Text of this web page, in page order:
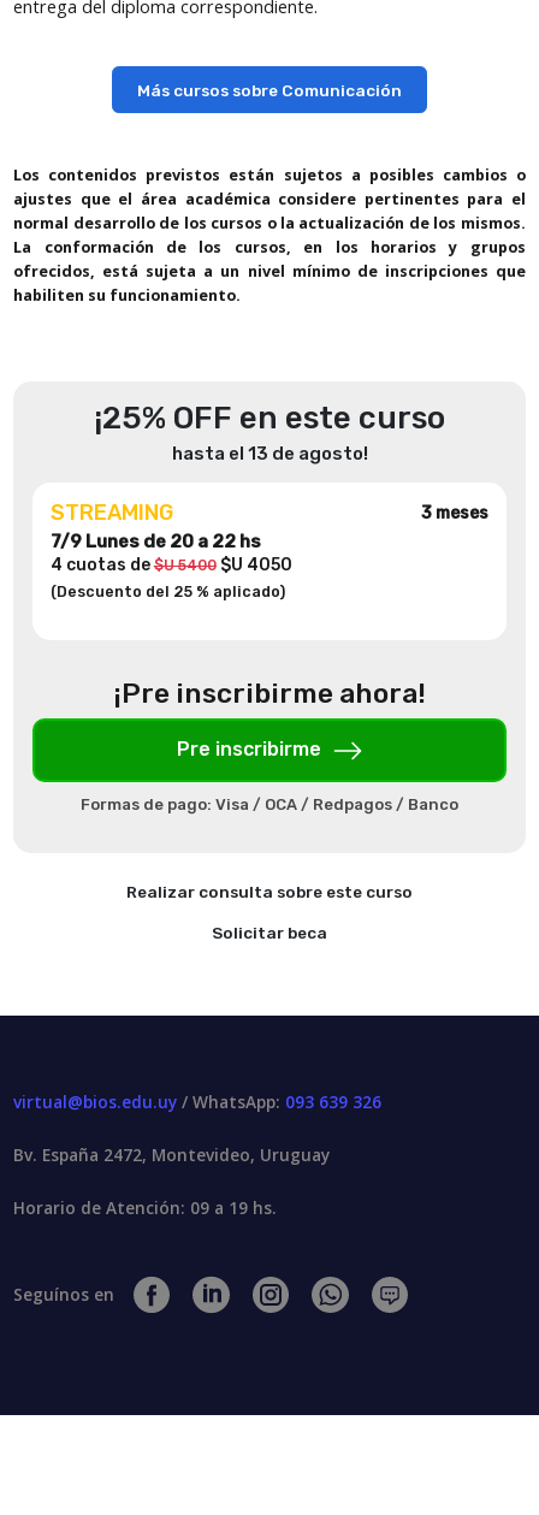
entrega del diploma correspondiente.
Más cursos sobre Comunicación
Los contenidos previstos están sujetos a posibles cambios o
ajustes que el área académica considere pertinentes para el
normal desarrollo de los cursos o la actualización de los mismos.
La conformación de los cursos, en los horarios y grupos
ofrecidos, está sujeta a un nivel mínimo de inscripciones que
habiliten su funcionamiento.
¡25% OFF en este curso
hasta el 13 de agosto!
STREAMING 3 meses
7/9 Lunes de 20 a 22 hs
4 cuotas de$U 5400$U 4050
(Descuento del 25 % aplicado)
¡Pre inscribirme ahora!
Pre inscribirme
Formas de pago: Visa / OCA / Redpagos / Banco
Realizar consulta sobre este curso
Solicitar beca
virtual@bios.edu.uy / WhatsApp: 093 639 326
Bv. España 2472, Montevideo, Uruguay
Horario de Atención: 09 a 19 hs.
Seguínos en